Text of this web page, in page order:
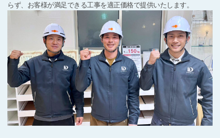
らず、お客様が満足できる工事を適正価格で提供いたします。